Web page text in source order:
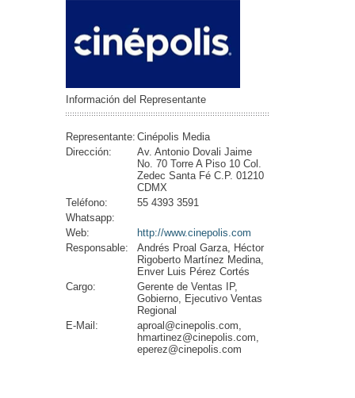
Información del Representante
Representante: Cinépolis Media
Dirección:
Av. Antonio Dovali Jaime
No. 70 Torre A Piso 10 Col.
Zedec Santa Fé C.P. 01210
CDMX
Teléfono:
55 4393 3591
Whatsapp:
Web:
http://www.cinepolis.com
Responsable:
Andrés Proal Garza, Héctor
Rigoberto Martínez Medina,
Enver Luis Pérez Cortés
Cargo:
Gerente de Ventas IP,
Gobierno, Ejecutivo Ventas
Regional
E-Mail:
aproal@cinepolis.com,
hmartinez@cinepolis.com,
eperez@cinepolis.com